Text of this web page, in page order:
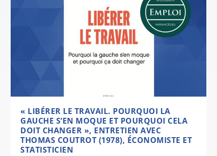
« LIBÉRER LE TRAVAIL. POURQUOI LA
GAUCHE S’EN MOQUE ET POURQUOI CELA
DOIT CHANGER », ENTRETIEN AVEC
THOMAS COUTROT (1978), ÉCONOMISTE ET
STATISTICIEN